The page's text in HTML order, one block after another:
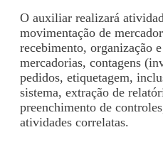
O auxiliar realizará
movimentação de
recebimento, organização
mercadorias, contagens
pedidos, etiquetagem,
sistema, extração de
preenchimento de
atividades correlatas.